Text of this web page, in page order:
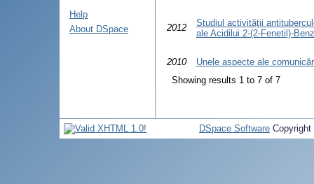
Help
About DSpace
2012
Studiul activităţii
ale Acidilui 2-(2-Fenetil)-
2010
Unele aspecte ale
Showing results 1 to 7 of 7
DSpace Software